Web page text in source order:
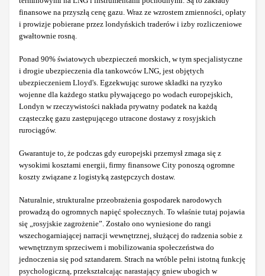
finansowe na przyszłą cenę gazu. Wraz ze wzrostem zmienności, opłaty
i prowizje pobierane przez londyńskich traderów i izby rozliczeniowe
gwałtownie rosną.
Ponad 90% światowych ubezpieczeń morskich, w tym specjalistyczne
i drogie ubezpieczenia dla tankowców LNG, jest objętych
ubezpieczeniem Lloyd's. Egzekwując surowe składki na ryzyko
wojenne dla każdego statku pływającego po wodach europejskich,
Londyn w rzeczywistości nakłada prywatny podatek na każdą
cząsteczkę gazu zastępującego utracone dostawy z rosyjskich
rurociągów.
Gwarantuje to, że podczas gdy europejski przemysł zmaga się z
wysokimi kosztami energii, firmy finansowe City ponoszą ogromne
koszty związane z logistyką zastępczych dostaw.
Naturalnie, strukturalne przeobrażenia gospodarek narodowych
prowadzą do ogromnych napięć społecznych. To właśnie tutaj pojawia
się „rosyjskie zagrożenie”. Zostało ono wyniesione do rangi
wszechogarniającej narracji wewnętrznej, służącej do radzenia sobie z
wewnętrznym sprzeciwem i mobilizowania społeczeństwa do
jednoczenia się pod sztandarem. Strach na wróble pełni istotną funkcję
psychologiczną, przekształcając narastający gniew ubogich w